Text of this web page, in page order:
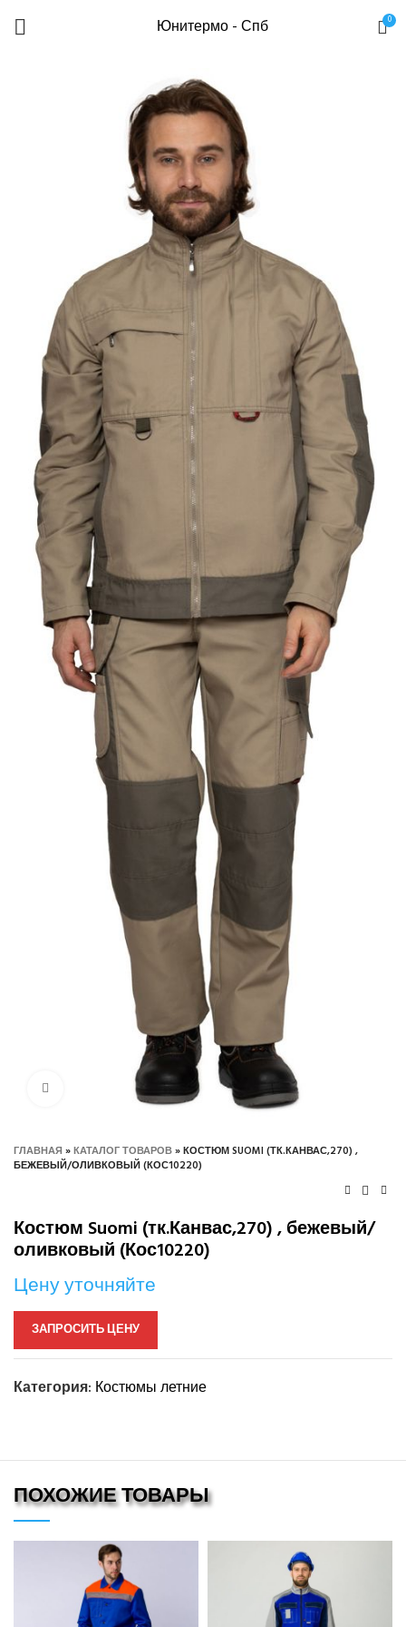
Юнитермо - Спб 0
Нажмите, чтобы увеличить
ГЛАВНАЯ»КАТАЛОГ ТОВАРОВ»КОСТЮМ SUOMI (ТК.КАНВАС,270) ,
БЕЖЕВЫЙ/ОЛИВКОВЫЙ (КОС10220)
Костюм Suomi (тк.Канвас,270) , бежевый/
оливковый (Кос10220)
Цену уточняйте
ЗАПРОСИТЬ ЦЕНУ
Категория: Костюмы летние
ПОХОЖИЕ ТОВАРЫ